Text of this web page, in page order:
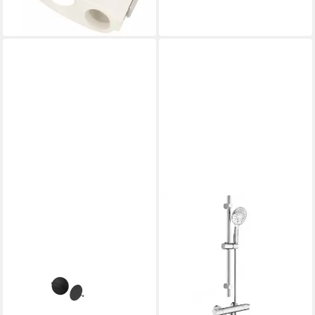
82,71 €
lieferbar - in 3-4 Werktagen bei dir